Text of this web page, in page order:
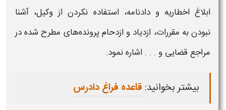
ابلاغ اخطاریه و دادنامه، استفاده نکردن از وکیل، آشنا
نبودن به مقررات، ازدیاد و ازدحام پرونده‌های مطرح شده در
مراجع قضایی و . . . اشاره نمود.
بیشتر بخوانید: قاعده فراغ دادرس